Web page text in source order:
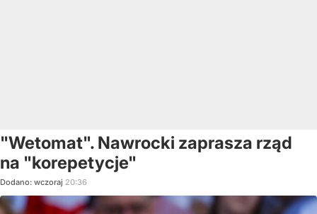
"Wetomat". Nawrocki zaprasza rząd
na "korepetycje"
Dodano: wczoraj 20:36